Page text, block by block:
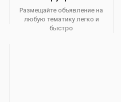
Размещайте объявление на
любую тематику легко и
быстро